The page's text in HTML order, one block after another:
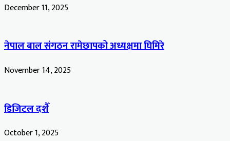
December 11, 2025
नेपाल बाल संगठन रामेछापको अध्यक्षमा घिमिरे
November 14, 2025
डिजिटल दशैँ
October 1, 2025